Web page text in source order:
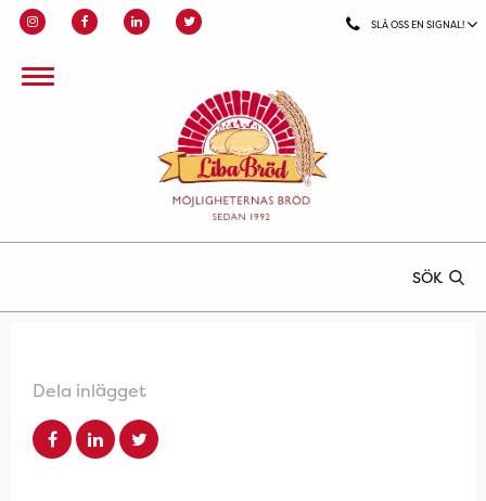
SLÅ OSS EN SIGNAL!
SÖK
Dela inlägget